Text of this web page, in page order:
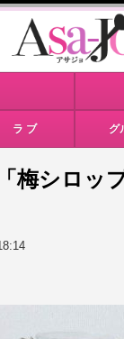
ラ ブ グ
梅シロッ